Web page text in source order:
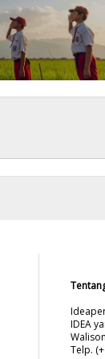
IDEA
Telp.